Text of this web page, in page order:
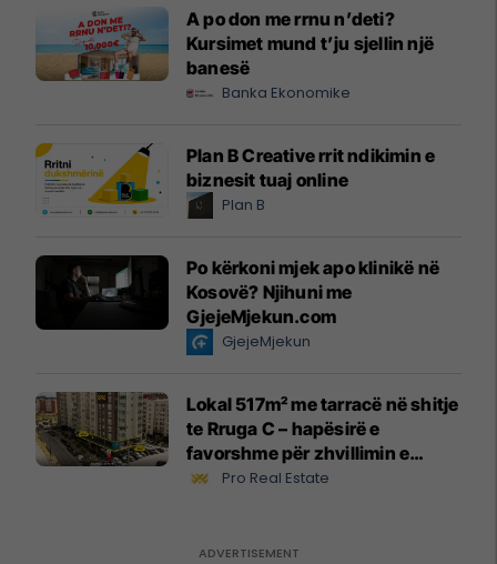
A po don me rrnu n’deti?
Kursimet mund t’ju sjellin një
banesë
Banka Ekonomike
Plan B Creative rrit ndikimin e
biznesit tuaj online
Plan B
Po kërkoni mjek apo klinikë në
Kosovë? Njihuni me
GjejeMjekun.com
GjejeMjekun
Lokal 517m² me tarracë në shitje
te Rruga C – hapësirë e
favorshme për zhvillimin e
biznesit #15796
Pro Real Estate